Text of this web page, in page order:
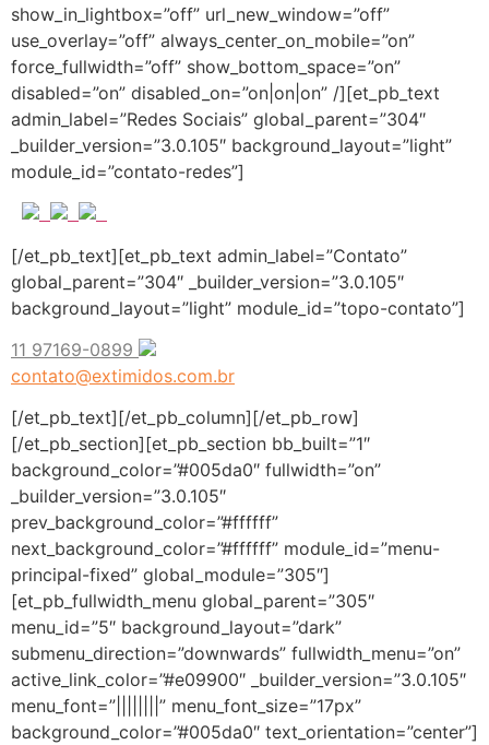
show_in_lightbox=”off” url_new_window=”off”
use_overlay=”off” always_center_on_mobile=”on”
force_fullwidth=”off” show_bottom_space=”on”
disabled=”on” disabled_on=”on|on|on” /][et_pb_text
admin_label=”Redes Sociais” global_parent=”304″
_builder_version=”3.0.105″ background_layout=”light”
module_id=”contato-redes”]
[/et_pb_text][et_pb_text admin_label=”Contato”
global_parent=”304″ _builder_version=”3.0.105″
background_layout=”light” module_id=”topo-contato”]
11 97169-0899
contato@extimidos.com.br
[/et_pb_text][/et_pb_column][/et_pb_row]
[/et_pb_section][et_pb_section bb_built=”1″
background_color=”#005da0″ fullwidth=”on”
_builder_version=”3.0.105″
prev_background_color=”#ffffff”
next_background_color=”#ffffff” module_id=”menu-
principal-fixed” global_module=”305″]
[et_pb_fullwidth_menu global_parent=”305″
menu_id=”5″ background_layout=”dark”
submenu_direction=”downwards” fullwidth_menu=”on”
active_link_color=”#e09900″ _builder_version=”3.0.105″
menu_font=”||||||||” menu_font_size=”17px”
background_color=”#005da0″ text_orientation=”center”]